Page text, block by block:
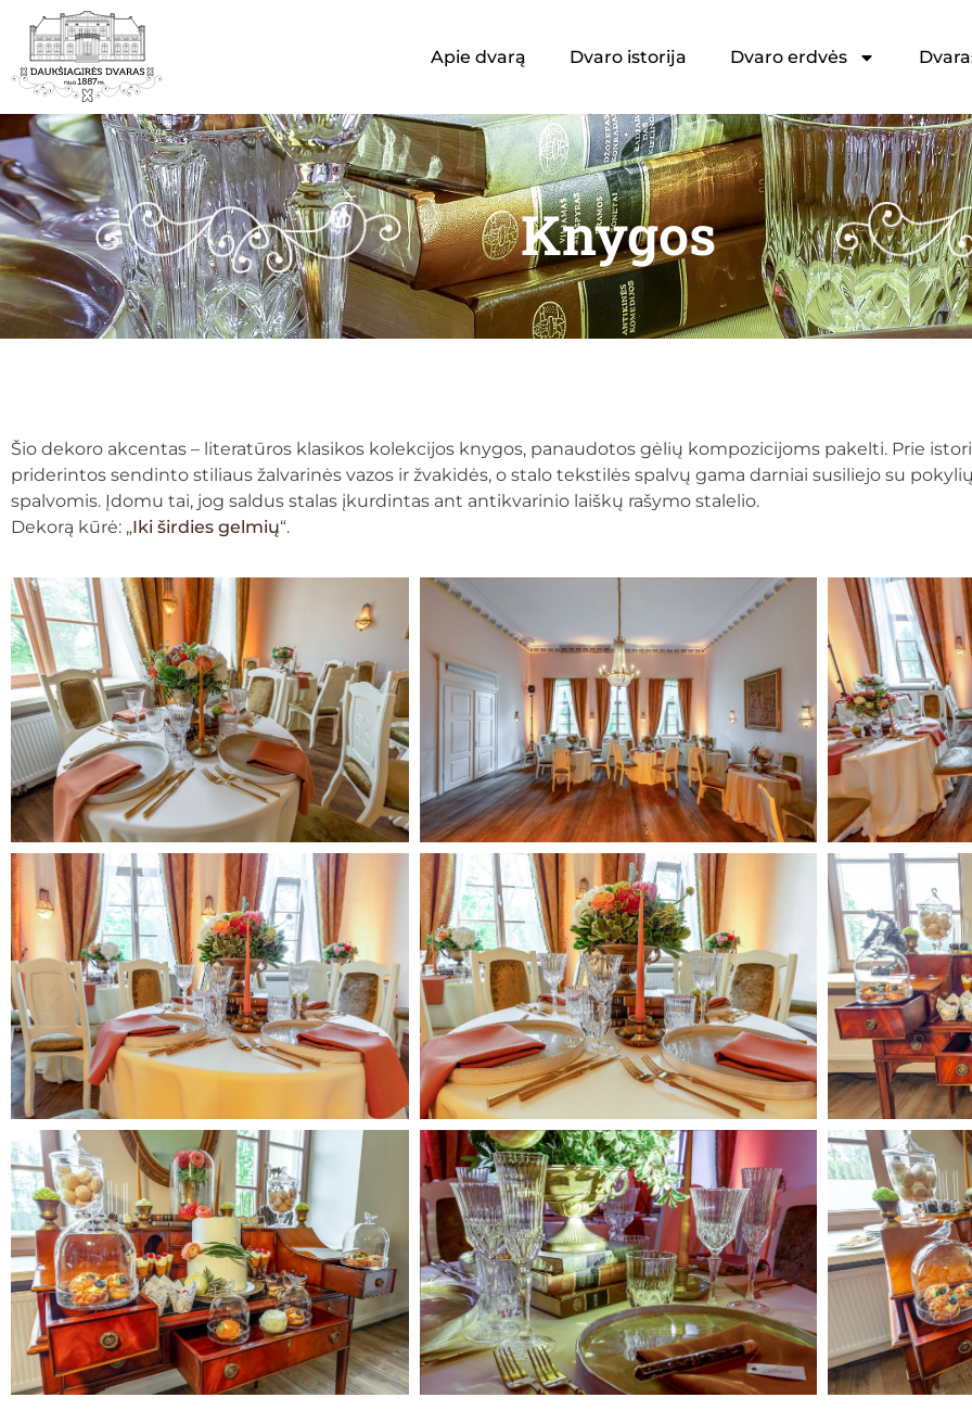
Apie dvarą Dvaro istorija Dvaro erdvės
Knygos
Šio dekoro akcentas – literatūros klasikos kolekcijos knygos, panaudotos gėlių kompozicijoms pakelti. Prie
priderintos sendinto stiliaus žalvarinės vazos ir žvakidės, o stalo tekstilės spalvų gama darniai susiliejo su
spalvomis. Įdomu tai, jog saldus stalas įkurdintas ant antikvarinio laiškų rašymo stalelio.
Dekorą kūrė: „Iki širdies gelmių“.